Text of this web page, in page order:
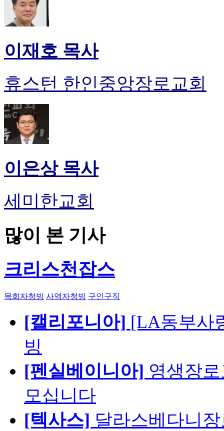
이재호 목사
휴스턴 한인중앙장로교회
이은상 목사
세미한교회
많이 본 기사
크리스천잡스
목회자청빙 사역자청빙 구인구직
[캘리포니아] [LA동부사
빙
[펜실베이니아] 영생장
모십니다
[텍사스] 달라스베다니